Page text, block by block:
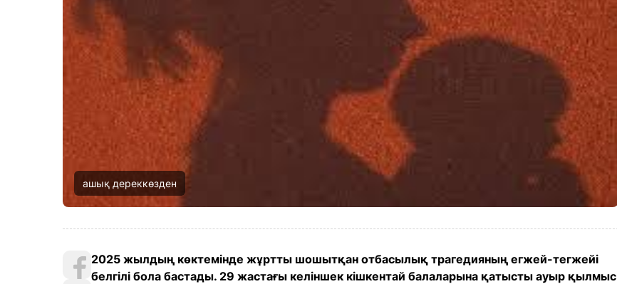
ашық дереккөзден
2025 жылдың көктемінде жұртты шошытқан отбасылық трагедияның егжей-тегжейі
белгілі бола бастады. 29 жастағы келіншек кішкентай балаларына қатысты ауыр қылмыс